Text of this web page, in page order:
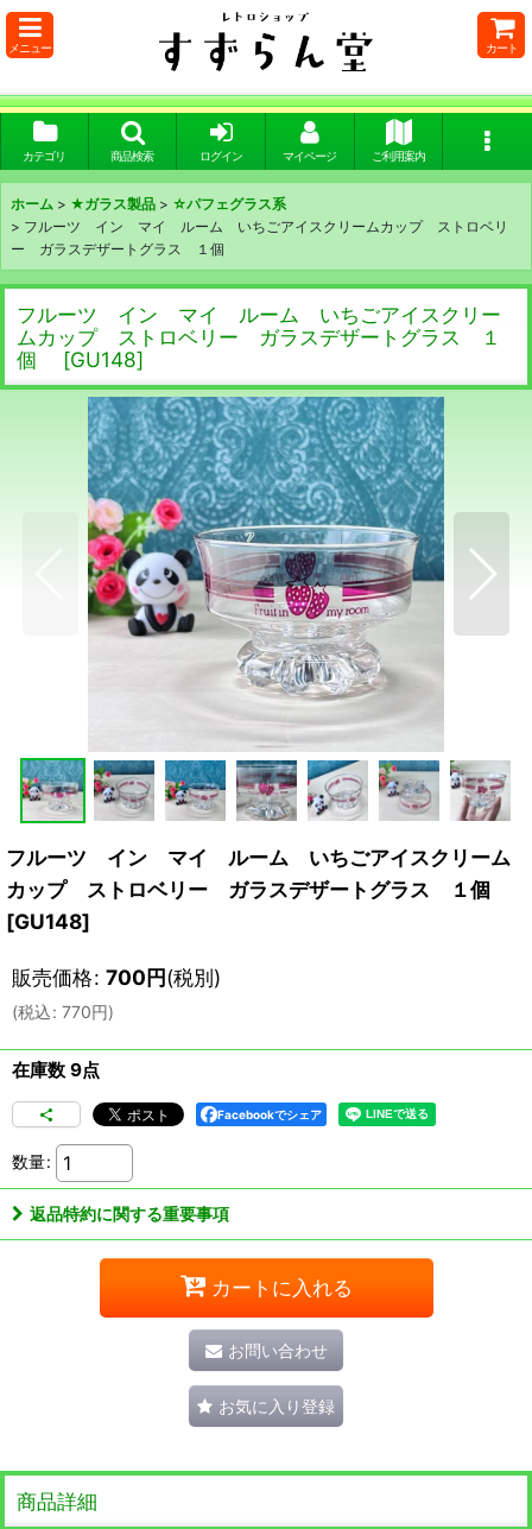
メニュー カート
カテゴリ 商品検索 ログイン マイページ ご利用案内
ホーム > ★ガラス製品 > ☆パフェグラス系
> フルーツ イン マイ ルーム いちごアイスクリームカップ ストロベリ
ー ガラスデザートグラス １個
フルーツ イン マイ ルーム いちごアイスクリー
ムカップ ストロベリー ガラスデザートグラス １
個
[GU148]
フルーツ イン マイ ルーム いちごアイスクリーム
カップ ストロベリー ガラスデザートグラス １個
[GU148]
販売価格: 700円(税別)
(税込: 770円)
在庫数 9点
Facebookでシェア
数量:
返品特約に関する重要事項
カートに入れる
お問い合わせ
お気に入り登録
商品詳細